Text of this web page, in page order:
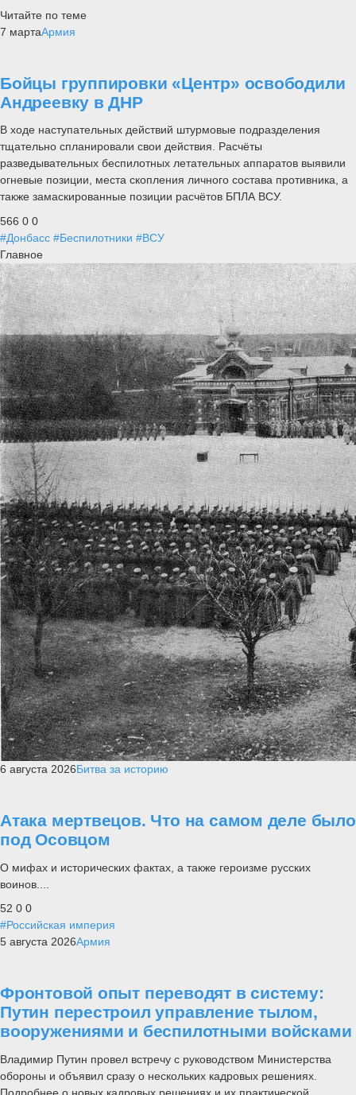
Читайте по теме
7 мартаАрмия
Бойцы группировки «Центр» освободили
Андреевку в ДНР
В ходе наступательных действий штурмовые подразделения
тщательно спланировали свои действия. Расчёты
разведывательных беспилотных летательных аппаратов выявили
огневые позиции, места скопления личного состава противника, а
также замаскированные позиции расчётов БПЛА ВСУ.
566 0 0
#Донбасс #Беспилотники #ВСУ
Главное
6 августа 2026Битва за историю
Атака мертвецов. Что на самом деле было
под Осовцом
О мифах и исторических фактах, а также героизме русских
воинов....
52 0 0
#Российская империя
5 августа 2026Армия
Фронтовой опыт переводят в систему:
Путин перестроил управление тылом,
вооружениями и беспилотными войсками
Владимир Путин провел встречу с руководством Министерства
обороны и объявил сразу о нескольких кадровых решениях.